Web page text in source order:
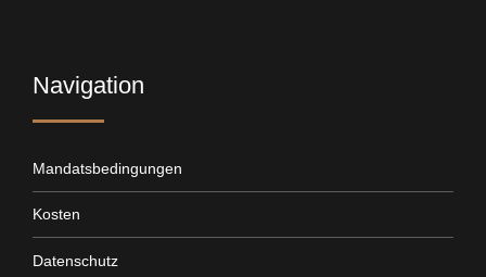
Navigation
Mandatsbedingungen
Kosten
Datenschutz